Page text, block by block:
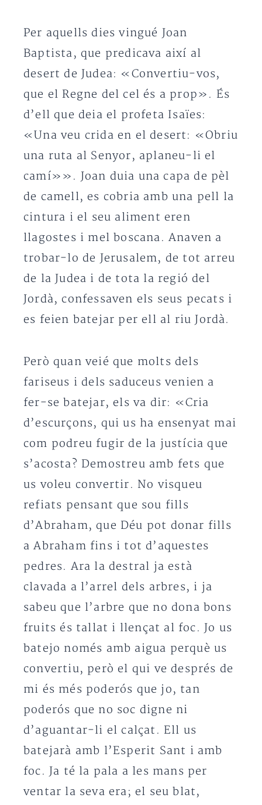
Per aquells dies vingué Joan
Baptista, que predicava així al
desert de Judea: «Convertiu-vos,
que el Regne del cel és a prop». És
d’ell que deia el profeta Isaïes:
«Una veu crida en el desert: «Obriu
una ruta al Senyor, aplaneu-li el
camí»». Joan duia una capa de pèl
de camell, es cobria amb una pell la
cintura i el seu aliment eren
llagostes i mel boscana. Anaven a
trobar-lo de Jerusalem, de tot arreu
de la Judea i de tota la regió del
Jordà, confessaven els seus pecats i
es feien batejar per ell al riu Jordà.
Però quan veié que molts dels
fariseus i dels saduceus venien a
fer-se batejar, els va dir: «Cria
d’escurçons, qui us ha ensenyat mai
com podreu fugir de la justícia que
s’acosta? Demostreu amb fets que
us voleu convertir. No visqueu
refiats pensant que sou fills
d’Abraham, que Déu pot donar fills
a Abraham fins i tot d’aquestes
pedres. Ara la destral ja està
clavada a l’arrel dels arbres, i ja
sabeu que l’arbre que no dona bons
fruits és tallat i llençat al foc. Jo us
batejo només amb aigua perquè us
convertiu, però el qui ve després de
mi és més poderós que jo, tan
poderós que no soc digne ni
d’aguantar-li el calçat. Ell us
batejarà amb l’Esperit Sant i amb
foc. Ja té la pala a les mans per
ventar la seva era; el seu blat,